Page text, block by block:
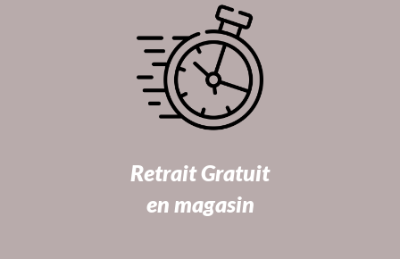
Retrait Gratuit
en magasin